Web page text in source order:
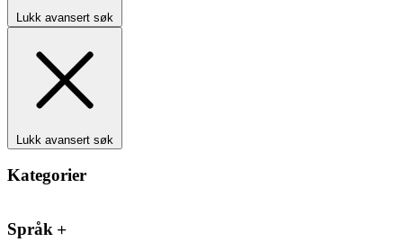
Lukk avansert søk
Lukk avansert søk
Kategorier
Språk